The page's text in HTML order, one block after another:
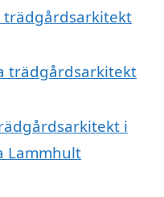
trädgårdsarkitekt
trädgårdsarkitekt
i
Lammhult